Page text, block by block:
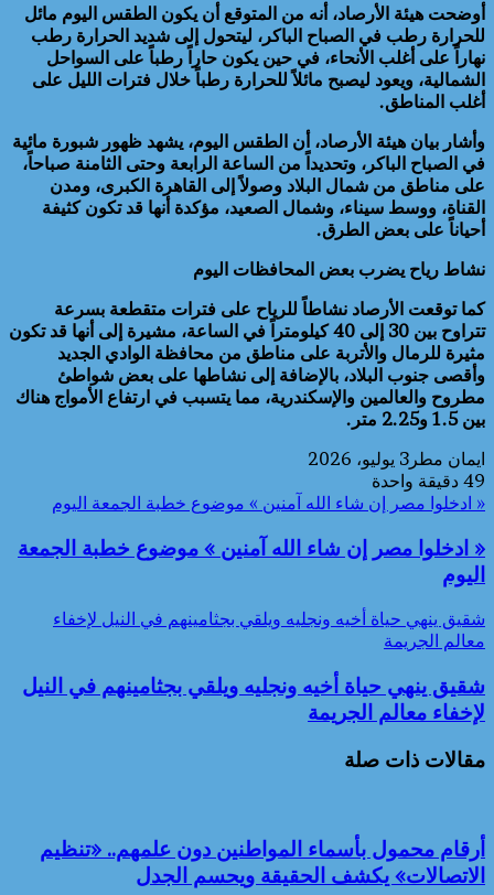
أوضحت هيئة الأرصاد، أنه من المتوقع أن يكون الطقس اليوم مائل
للحرارة رطب في الصباح الباكر، ليتحول إلى شديد الحرارة رطب
نهاراً على أغلب الأنحاء، في حين يكون حاراً رطباً على السواحل
الشمالية، ويعود ليصبح مائلاً للحرارة رطباً خلال فترات الليل على
أغلب المناطق.
وأشار بيان هيئة الأرصاد، أن الطقس اليوم، يشهد ظهور شبورة مائية
في الصباح الباكر، وتحديداً من الساعة الرابعة وحتى الثامنة صباحاً،
على مناطق من شمال البلاد وصولاً إلى القاهرة الكبرى، ومدن
القناة، ووسط سيناء، وشمال الصعيد، مؤكدة أنها قد تكون كثيفة
أحياناً على بعض الطرق.
نشاط رياح يضرب بعض المحافظات اليوم
كما توقعت الأرصاد نشاطاً للرياح على فترات متقطعة بسرعة
تتراوح بين 30 إلى 40 كيلومتراً في الساعة، مشيرة إلى أنها قد تكون
مثيرة للرمال والأتربة على مناطق من محافظة الوادي الجديد
وأقصى جنوب البلاد، بالإضافة إلى نشاطها على بعض شواطئ
مطروح والعالمين والإسكندرية، مما يتسبب في ارتفاع الأمواج هناك
بين 1.5 و2.25 متر.
ايمان مطر 3 يوليو، 2026
49 دقيقة واحدة
« ادخلوا مصر إن شاء الله آمنين » موضوع خطبة الجمعة اليوم
« ادخلوا مصر إن شاء الله آمنين » موضوع خطبة الجمعة
اليوم
شقيق ينهي حياة أخيه ونجليه ويلقي بجثامينهم في النيل لإخفاء
معالم الجريمة
شقيق ينهي حياة أخيه ونجليه ويلقي بجثامينهم في النيل
لإخفاء معالم الجريمة
مقالات ذات صلة
أرقام محمول بأسماء المواطنين دون علمهم.. «تنظيم
الاتصالات» يكشف الحقيقة ويحسم الجدل